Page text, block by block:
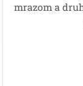
mrazom a